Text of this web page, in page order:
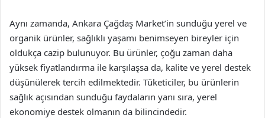
Aynı zamanda, Ankara Çağdaş Market’in sunduğu yerel ve
organik ürünler, sağlıklı yaşamı benimseyen bireyler için
oldukça cazip bulunuyor. Bu ürünler, çoğu zaman daha
yüksek fiyatlandırma ile karşılaşsa da, kalite ve yerel destek
düşünülerek tercih edilmektedir. Tüketiciler, bu ürünlerin
sağlık açısından sunduğu faydaların yanı sıra, yerel
ekonomiye destek olmanın da bilincindedir.